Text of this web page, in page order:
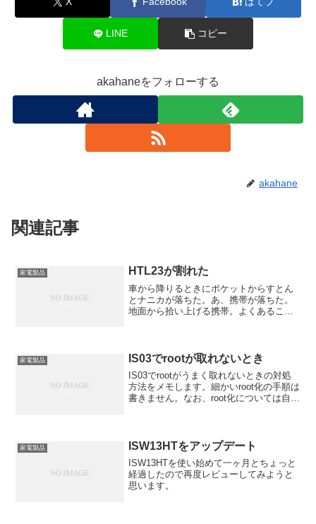
LINE コピー
akahaneをフォローする
akahane
関連記事
家電製品 HTL23が割れた
車から降りるときにポケットからすとん
とナニカが落ちた。あ、携帯が落ちた。
地面から拾い上げる携帯。よくあること
家電製品 IS03でrootが取れないとき
IS03でrootがうまく取れないときの対処
方法をメモします。細かいroot化の手順は
書きません。なお、root化については自己
家電製品 ISW13HTをアップデート
ISW13HTを使い始めて一ヶ月とちょっと
経過したので再度レビューしてみようと
思います。